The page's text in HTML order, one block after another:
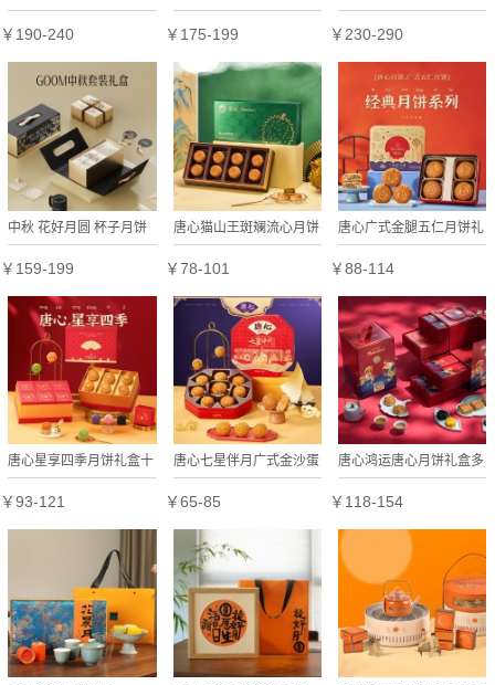
￥190-240 礼盒
￥175-199 礼盒
￥230-290
中秋 花好月圆 杯子月饼
礼盒
￥159-199
唐心猫山王斑斓流心月饼
400g榴莲果肉月饼中秋
广式港式月饼送礼
￥78-101
唐心广式金腿五仁月饼礼
盒装广式中秋节送礼糕点
特产720g
￥88-114
唐心星享四季月饼礼盒十
二种口味中秋送礼送客户
送员工
￥93-121
唐心七星伴月广式金沙蛋
黄莲蓉礼盒装月饼640g
中秋团购批发
￥65-85
唐心鸿运唐心月饼礼盒多
口味组合蛋黄莲蓉经典五
仁月饼中秋送礼
￥118-154